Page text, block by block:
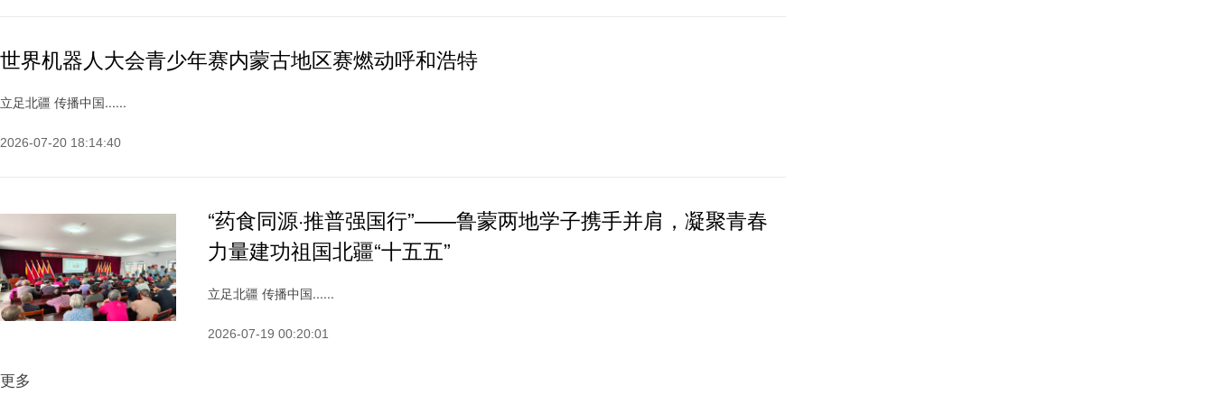
世界机器人大会青少年赛内蒙古地区赛燃动呼和浩特
立足北疆 传播中国......
2026-07-20 18:14:40
“药食同源·推普强国行”——鲁蒙两地学子携手并肩，凝聚青春
力量建功祖国北疆“十五五”
立足北疆 传播中国......
2026-07-19 00:20:01
更多